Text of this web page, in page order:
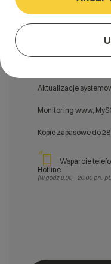
Aktualizacje
Monitoring www,
Kopie zapasowe do
Wsparcie
Hotline
(w godz 8.00 - 20.00 pn.-